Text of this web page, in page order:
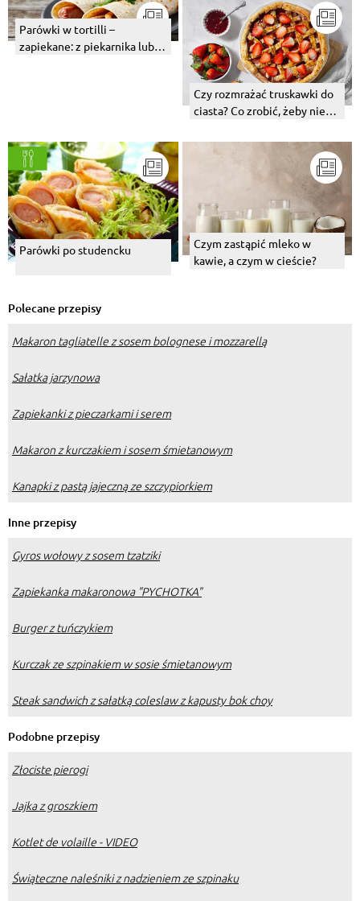
Parówki w tortilli –
zapiekane: z piekarnika lub z
Czy rozmrażać truskawki do
ciasta? Co zrobić, żeby nie
Parówki po studencku
Czym zastąpić mleko w
kawie, a czym w cieście?
Polecane przepisy
Makaron tagliatelle z sosem bolognese i mozzarellą
Sałatka jarzynowa
Zapiekanki z pieczarkami i serem
Makaron z kurczakiem i sosem śmietanowym
Kanapki z pastą jajeczną ze szczypiorkiem
Inne przepisy
Gyros wołowy z sosem tzatziki
Zapiekanka makaronowa "PYCHOTKA"
Burger z tuńczykiem
Kurczak ze szpinakiem w sosie śmietanowym
Steak sandwich z sałatką coleslaw z kapusty bok choy
Podobne przepisy
Złociste pierogi
Jajka z groszkiem
Kotlet de volaille - VIDEO
Świąteczne naleśniki z nadzieniem ze szpinaku